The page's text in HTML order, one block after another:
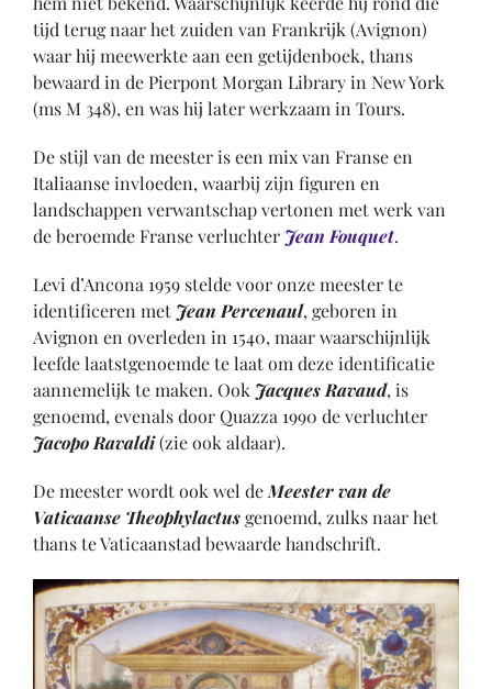
tijd terug naar het zuiden van Frankrijk (Avignon)
waar hij meewerkte aan een getijdenboek, thans
bewaard in de Pierpont Morgan Library in New York
(ms M 348), en was hij later werkzaam in Tours.
De stijl van de meester is een mix van Franse en
Italiaanse invloeden, waarbij zijn figuren en
landschappen verwantschap vertonen met werk van
de beroemde Franse verluchter Jean Fouquet.
Levi d’Ancona 1959 stelde voor onze meester te
identificeren met Jean Percenaul, geboren in
Avignon en overleden in 1540, maar waarschijnlijk
leefde laatstgenoemde te laat om deze identificatie
aannemelijk te maken. Ook Jacques Ravaud, is
genoemd, evenals door Quazza 1990 de verluchter
Jacopo Ravaldi(zie ook aldaar).
De meester wordt ook wel de Meester van de
Vaticaanse Theophylactusgenoemd, zulks naar het
thans te Vaticaanstad bewaarde handschrift.